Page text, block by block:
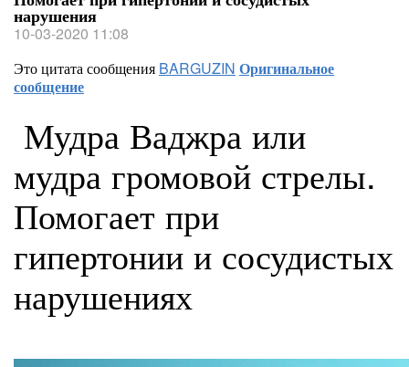
нарушения
10-03-2020 11:08
Это цитата сообщения BARGUZIN Оригинальное
сообщение
Мудра Ваджра или
мудра громовой стрелы.
Помогает при
гипертонии и сосудистых
нарушениях